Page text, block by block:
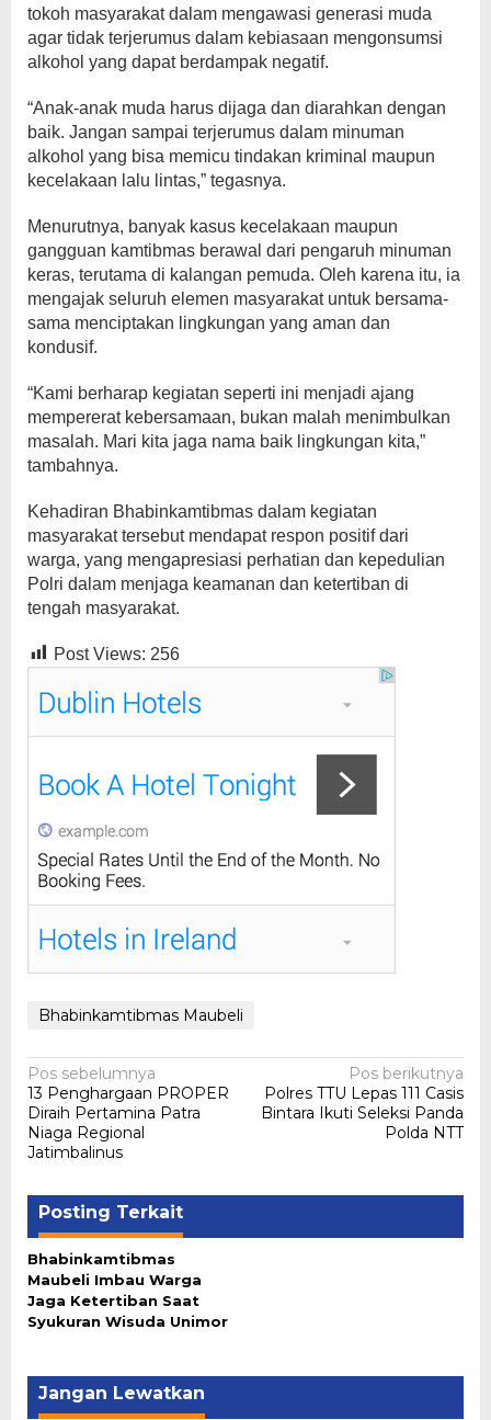
tokoh masyarakat dalam mengawasi generasi muda
agar tidak terjerumus dalam kebiasaan mengonsumsi
alkohol yang dapat berdampak negatif.
“Anak-anak muda harus dijaga dan diarahkan dengan
baik. Jangan sampai terjerumus dalam minuman
alkohol yang bisa memicu tindakan kriminal maupun
kecelakaan lalu lintas,” tegasnya.
Menurutnya, banyak kasus kecelakaan maupun
gangguan kamtibmas berawal dari pengaruh minuman
keras, terutama di kalangan pemuda. Oleh karena itu, ia
mengajak seluruh elemen masyarakat untuk bersama-
sama menciptakan lingkungan yang aman dan
kondusif.
“Kami berharap kegiatan seperti ini menjadi ajang
mempererat kebersamaan, bukan malah menimbulkan
masalah. Mari kita jaga nama baik lingkungan kita,”
tambahnya.
Kehadiran Bhabinkamtibmas dalam kegiatan
masyarakat tersebut mendapat respon positif dari
warga, yang mengapresiasi perhatian dan kepedulian
Polri dalam menjaga keamanan dan ketertiban di
tengah masyarakat.
Post Views: 256
Bhabinkamtibmas Maubeli
Navigasi
pos
Pos sebelumnya
13 Penghargaan PROPER
Diraih Pertamina Patra
Niaga Regional
Jatimbalinus
Pos berikutnya
Polres TTU Lepas 111 Casis
Bintara Ikuti Seleksi Panda
Polda NTT
Posting Terkait
Bhabinkamtibmas
Maubeli Imbau Warga
Jaga Ketertiban Saat
Syukuran Wisuda Unimor
Jangan Lewatkan